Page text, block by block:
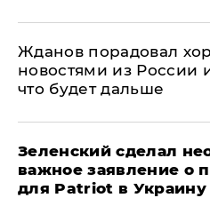
Жданов порадовал
новостями из России
что будет дальше
Зеленский сделал
важное заявление о
для Patriot в Украину